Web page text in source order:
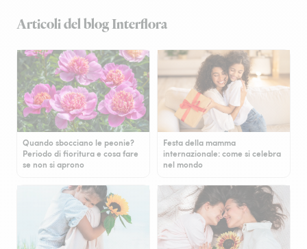
Articoli del blog Interflora
Quando sbocciano le peonie?
Periodo di fioritura e cosa fare
se non si aprono
Festa della mamma
internazionale: come si celebra
nel mondo